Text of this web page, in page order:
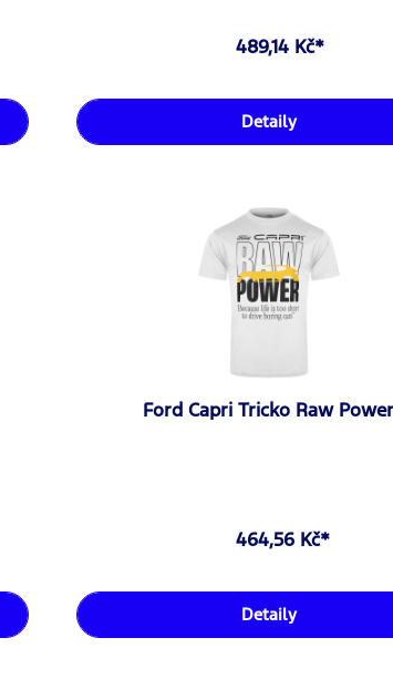
489,14 Kč*
Detaily
Ford Capri Tricko Raw Power
464,56 Kč*
Detaily